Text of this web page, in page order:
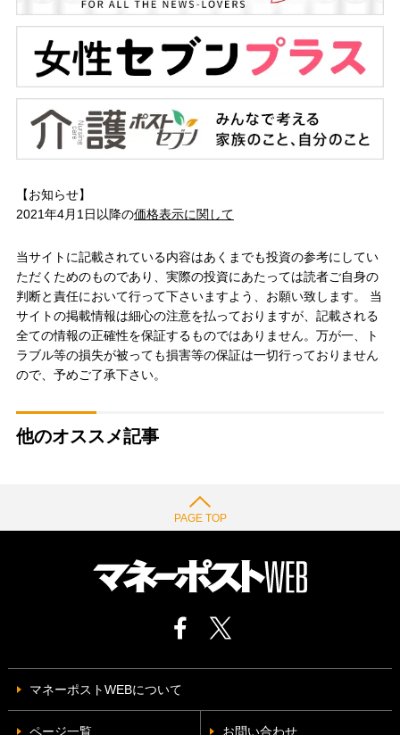
【お知らせ】
2021年4月1日以降の価格表示に関して
当サイトに記載されている内容はあくまでも投資の参考にしてい
ただくためのものであり、実際の投資にあたっては読者ご自身の
判断と責任において行って下さいますよう、お願い致します。 当
サイトの掲載情報は細心の注意を払っておりますが、記載される
全ての情報の正確性を保証するものではありません。万が一、ト
ラブル等の損失が被っても損害等の保証は一切行っておりません
ので、予めご了承下さい。
他のオススメ記事
PAGE TOP
マネーポストWEBについて
ページ一覧 お問い合わせ